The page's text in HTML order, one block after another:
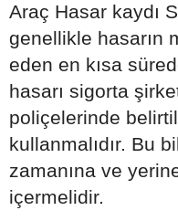
Araç Hasar kaydı
genellikle hasarın
eden en kısa
hasarı sigorta
poliçelerinde
kullanmalıdır. Bu
zamanına ve
içermelidir.